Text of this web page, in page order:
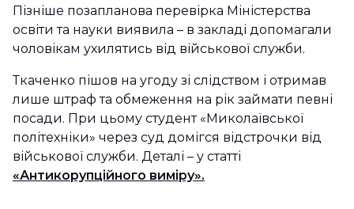
Пізніше позапланова перевірка Міністерства
освіти та науки виявила – в закладі допомагали
чоловікам ухилятись від військової служби.
Ткаченко пішов на угоду зі слідством і отримав
лише штраф та обмеження на рік займати певні
посади. При цьому студент «Миколаївської
політехніки» через суд домігся відстрочки від
військової служби. Деталі – у статті
«Антикорупційного виміру».